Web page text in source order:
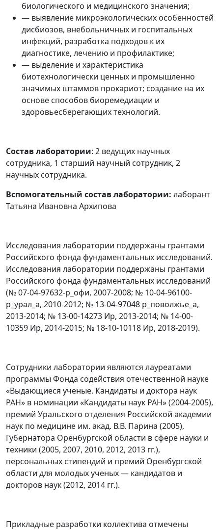
биологического и медицинского значения;
— выявление микроэкологических особенностей
дисбиозов, внебольничных и госпитальных
инфекций, разработка подходов к их
диагностике, лечению и профилактике;
— выделение и характеристика
биотехнологически ценных и промышленно
значимых штаммов прокариот; создание на их
основе способов биоремедиации и
здоровьесберегающих технологий.
Состав лаборатории: 2 ведущих научных
сотрудника, 1 старший научный сотрудник, 2
научных сотрудника.
Вспомогательный состав лаборатории: лаборант
Татьяна Ивановна Архипова
Исследования лаборатории поддержаны грантами
Российского фонда фундаментальных исследований.
Исследования лаборатории поддержаны грантами
Российского фонда фундаментальных исследований
(№ 07-04-97632-р_офи, 2007-2008; № 10-04-96100-
р_урал_а, 2010-2012; № 13-04-97048 р_поволжье_а,
2013-2014; № 13-00-14273 Ир, 2013-2014; № 14-00-
10359 Ир, 2014-2015; № 18-10-10118 Ир, 2018-2019).
Сотрудники лаборатории являются лауреатами
программы Фонда содействия отечественной науке
«Выдающиеся ученые. Кандидаты и доктора наук
РАН» в номинации «Кандидаты наук РАН» (2004-2005),
премий Уральского отделения Российской академии
наук по медицине им. акад. В.В. Парина (2005),
Губернатора Оренбургской области в сфере науки и
техники (2005, 2007, 2010, 2012, 2013 гг.),
персональных стипендий и премий Оренбургской
области для молодых ученых — кандидатов и
докторов наук (2012, 2014 гг.).
Прикладные разработки коллектива отмечены